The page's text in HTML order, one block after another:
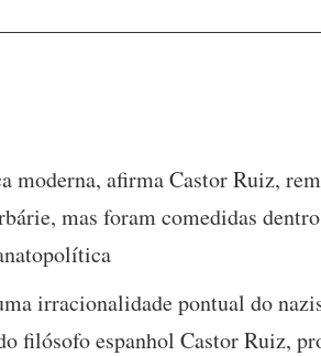
afirma Castor Ruiz,
mas foram comedidas
irracionalidade pontual do
filósofo espanhol Castor Ruiz,